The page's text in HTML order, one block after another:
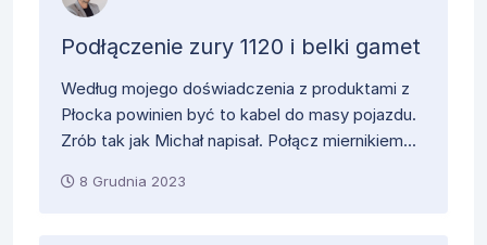
Podłączenie zury 1120 i belki gamet
Według mojego doświadczenia z produktami z
Płocka powinien być to kabel do masy pojazdu.
Zrób tak jak Michał napisał. Połącz miernikiem...
8 Grudnia 2023